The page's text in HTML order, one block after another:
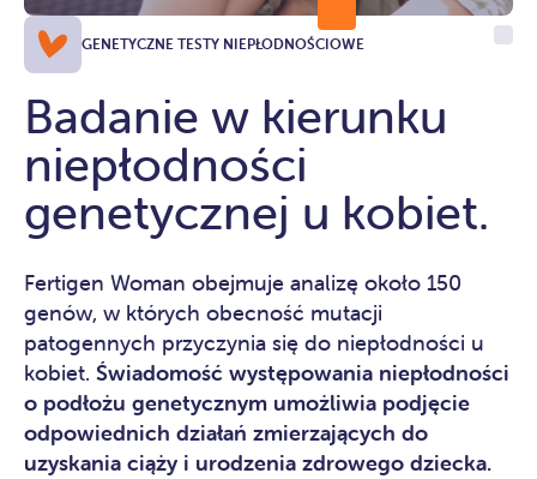
GENETYCZNE TESTY NIEPŁODNOŚCIOWE
Badanie w kierunku
niepłodności
genetycznej u kobiet.
Fertigen Woman obejmuje analizę około 150
genów, w których obecność mutacji
patogennych przyczynia się do niepłodności u
kobiet. Świadomość występowania niepłodności
o podłożu genetycznym umożliwia podjęcie
odpowiednich działań zmierzających do
uzyskania ciąży i urodzenia zdrowego dziecka.